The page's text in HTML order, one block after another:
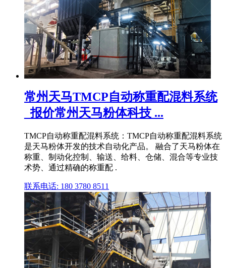
常州天马TMCP自动称重配混料系统
_报价常州天马粉体科技 ...
TMCP自动称重配混料系统：TMCP自动称重配混料系统
是天马粉体开发的技术自动化产品。 融合了天马粉体在
称重、制动化控制、输送、给料、仓储、混合等专业技
术势、通过精确的称重配 .
联系电话: 180 3780 8511